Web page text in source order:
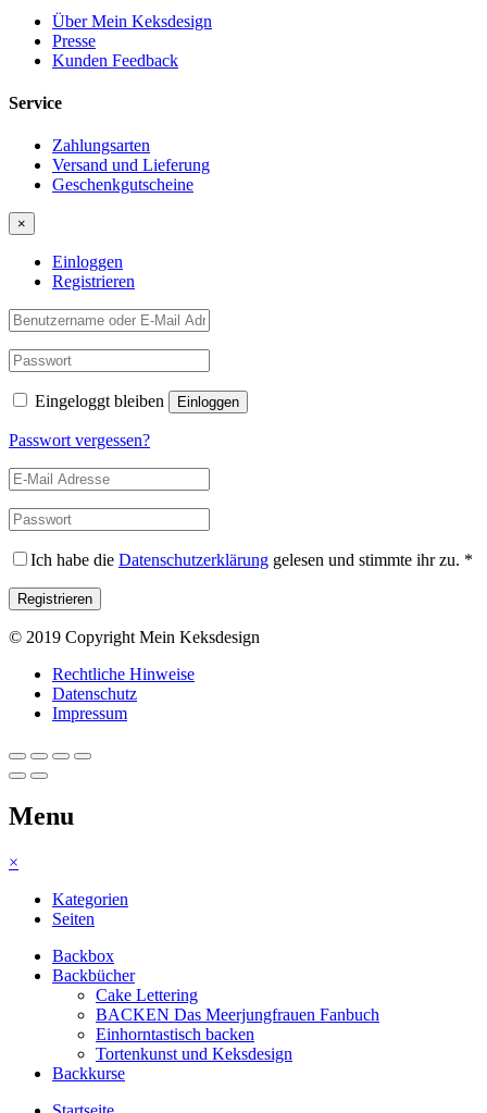
Über Mein Keksdesign
Presse
Kunden Feedback
Service
Zahlungsarten
Versand und Lieferung
Geschenkgutscheine
×
Einloggen
Registrieren
Eingeloggt bleiben
Passwort vergessen?
Ich habe die Datenschutzerklärung gelesen und stimmte ihr zu. *
© 2019 Copyright Mein Keksdesign
Rechtliche Hinweise
Datenschutz
Impressum
Menu
×
Kategorien
Seiten
Backbox
Backbücher
Cake Lettering
BACKEN Das Meerjungfrauen Fanbuch
Einhorntastisch backen
Tortenkunst und Keksdesign
Backkurse